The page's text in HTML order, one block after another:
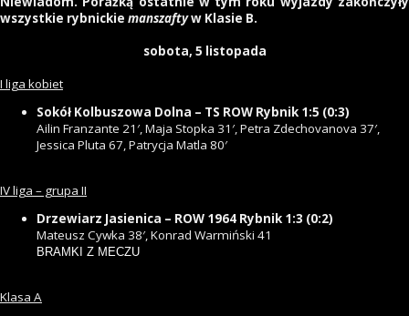
wszystkie rybnickie manszaftyw Klasie B.
sobota, 5 listopada
I liga kobiet
Sokół Kolbuszowa Dolna – TS ROW Rybnik 1:5 (0:3)
Ailin Franzante 21′, Maja Stopka 31′, Petra Zdechovanova 37′,
Jessica Pluta 67, Patrycja Matla 80′
IV liga – grupa II
Drzewiarz Jasienica – ROW 1964 Rybnik 1:3 (0:2)
Mateusz Cywka 38′, Konrad Warmiński 41
BRAMKI Z MECZU
Klasa A